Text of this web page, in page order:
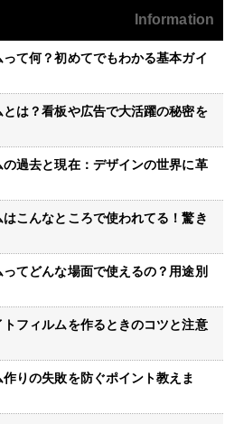
Information
て何？初めてでもわかる基本ガイ
は？看板や広告で大活躍の秘密を
過去と現在：デザインの世界に革
こんなところで使われてる！驚き
てどんな場面で使えるの？用途別
フィルムを作るときのコツと注意
りの失敗を防ぐポイント教えま